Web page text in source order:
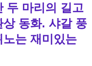
두 마리의 길고
동화. 샤갈 풍
는 재미있는